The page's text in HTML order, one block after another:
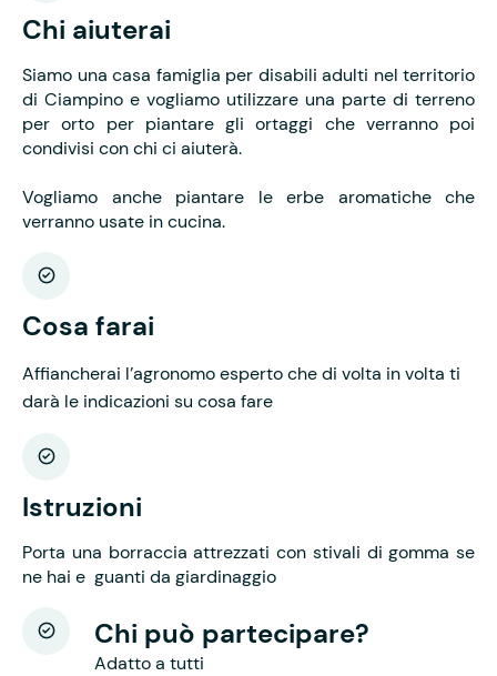
Chi aiuterai
Siamo una casa famiglia per disabili adulti nel territorio
di Ciampino e vogliamo utilizzare una parte di terreno
per orto per piantare gli ortaggi che verranno poi
condivisi con chi ci aiuterà.
Vogliamo anche piantare le erbe aromatiche che
verranno usate in cucina.
Cosa farai
Affiancherai l’agronomo esperto che di volta in volta ti
darà le indicazioni su cosa fare
Istruzioni
Porta una borraccia attrezzati con stivali di gomma se
ne hai e guanti da giardinaggio
Chi può partecipare?
Adatto a tutti